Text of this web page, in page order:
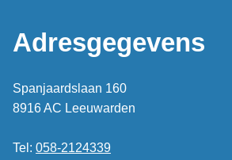
Adresgegevens
Spanjaardslaan 160
8916 AC Leeuwarden
Tel: 058-2124339